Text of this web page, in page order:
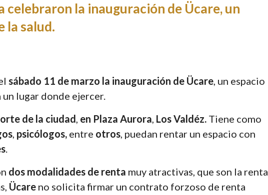
celebraron la inauguración de Ücare, un
la salud.
sábado 11 de marzo la inauguración de Ücare, un espacio
lugar donde ejercer.
de la ciudad, en Plaza Aurora, Los Valdéz. Tiene como
, psicólogos, entre otros, puedan rentar un espacio con
.
dos modalidades de renta muy atractivas, que son la renta
Ücare no solicita firmar un contrato forzoso de renta